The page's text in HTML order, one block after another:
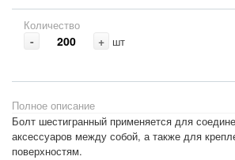
Количество
- + шт
Полное описание
Болт шестигранный применяется для
аксессуаров между собой, а также для
поверхностям.